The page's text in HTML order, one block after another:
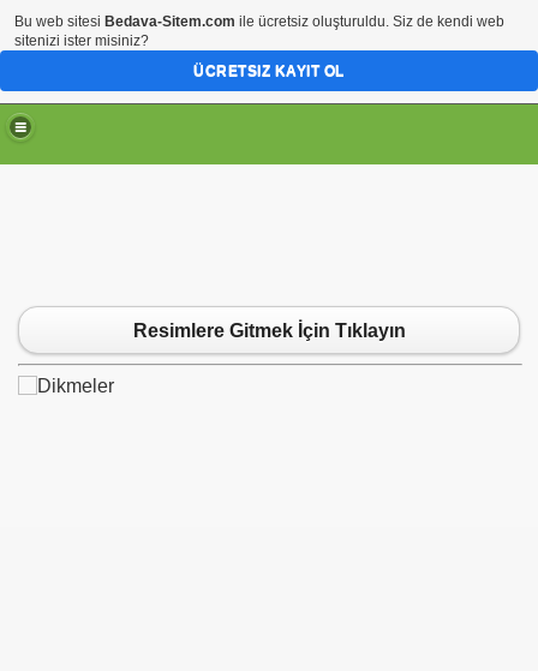
Resimlere Gitmek İçin Tıklayın
Bu web sitesi Bedava-Sitem.com ile ücretsiz oluşturuldu. Siz de kendi web
sitenizi ister misiniz?
ÜCRETSIZ KAYIT OL